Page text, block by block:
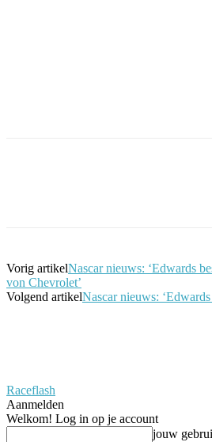
Vorig artikelNascar nieuws: ‘Edwards
von Chevrolet’
Volgend artikelNascar nieuws:
Raceflash
Aanmelden
Welkom! Log in op je account
jouw